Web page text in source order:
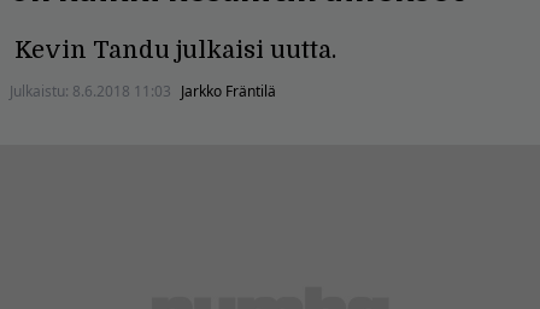
Kevin Tandu julkaisi uutta.
Julkaistu: 8.6.2018 11:03 Jarkko Fräntilä